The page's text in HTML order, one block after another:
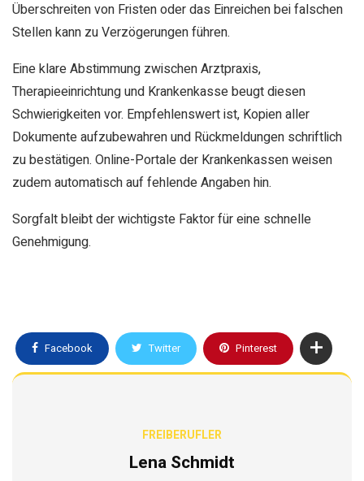
Überschreiten von Fristen oder das Einreichen bei falschen
Stellen kann zu Verzögerungen führen.
Eine klare Abstimmung zwischen Arztpraxis,
Therapieeinrichtung und Krankenkasse beugt diesen
Schwierigkeiten vor. Empfehlenswert ist, Kopien aller
Dokumente aufzubewahren und Rückmeldungen schriftlich
zu bestätigen. Online-Portale der Krankenkassen weisen
zudem automatisch auf fehlende Angaben hin.
Sorgfalt bleibt der wichtigste Faktor für eine schnelle
Genehmigung.
Facebook Twitter Pinterest
FREIBERUFLER
Lena Schmidt